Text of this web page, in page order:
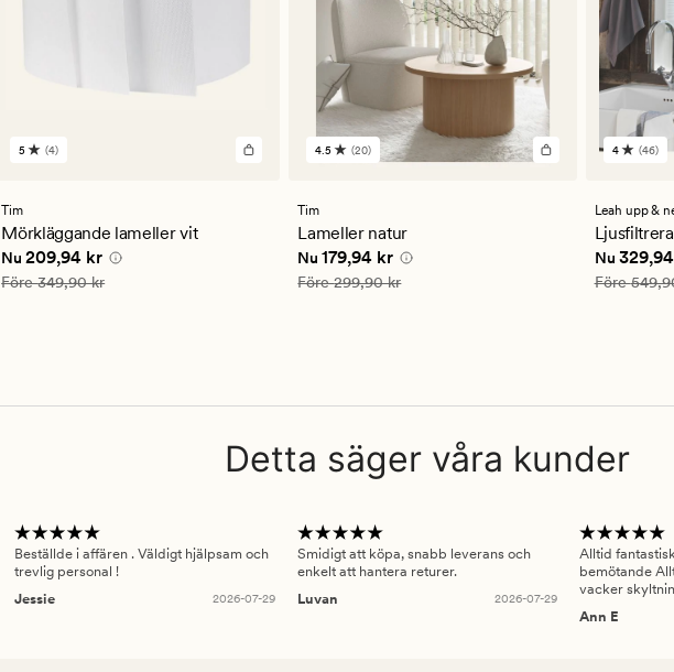
4
ett
genomsnittligt
betyg
på
5
5 (4)
Tim
Mörkläggande lameller vit
Nuvarande pris
Nu 209,94 kr
Ordinarie pris 349,90 kr
Före349,90 kr
20
ett
genomsnittligt
betyg
på
4.5
4.5 (20)
Tim
Lameller natur
Nuvarande pris
Nu 179,94 kr
Ordinarie pris 299,90 kr
Före299,90 kr
46
ett
betyg
på
4
4 (46)
Leah upp &
Nu
Ordinarie
Före
Detta säger våra kunder
Beställde i affären . Väldigt hjälpsam och
trevlig personal !
Jessie
2026-07-29
Smidigt att köpa, snabb leverans och
enkelt att hantera returer.
Luvan
2026-07-29
Alltid
bemötande
vacker
Ann E